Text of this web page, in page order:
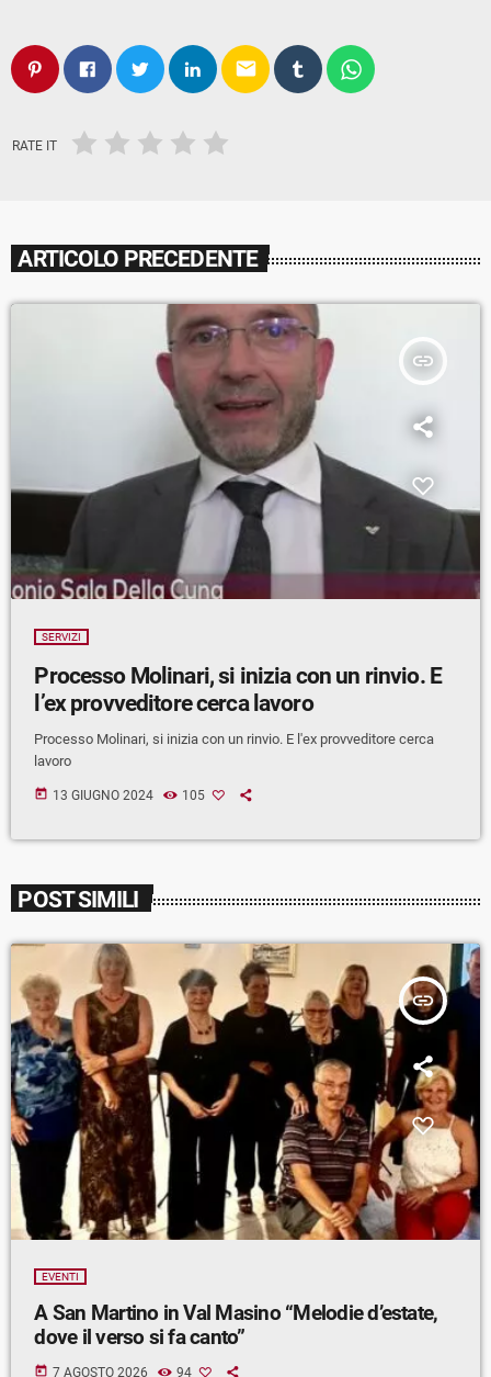
email
RATE IT
ARTICOLO PRECEDENTE
insert_link
SERVIZI
Processo Molinari, si inizia con un rinvio. E
l’ex provveditore cerca lavoro
Processo Molinari, si inizia con un rinvio. E l'ex provveditore cerca
lavoro
today 13 GIUGNO 2024 105
POST SIMILI
insert_link
EVENTI
A San Martino in Val Masino “Melodie d’estate,
dove il verso si fa canto”
today 7 AGOSTO 2026 94